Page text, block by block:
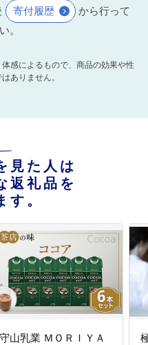
寄付履歴
から行って
。
感によるもので、商品の効果や性
ありません。
見た人は
返礼品を
す。
守山乳業 ＭＯＲＩＹＡ